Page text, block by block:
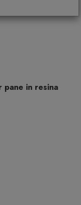
pane in resina